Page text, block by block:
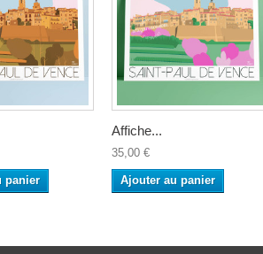
panier
Affiche...
35,00 €
Ajouter au panier